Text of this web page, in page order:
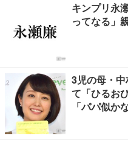
キンプリ永
ってなる」
3児の母・
て「ひるお
「パパ似か